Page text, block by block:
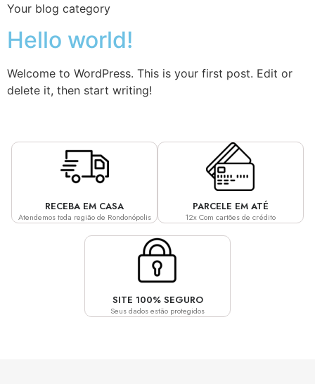
Your blog category
Hello world!
Welcome to WordPress. This is your first post. Edit or
delete it, then start writing!
RECEBA EM CASA
Atendemos toda região de Rondonópolis
PARCELE EM ATÉ
12x Com cartões de crédito
SITE 100% SEGURO
Seus dados estão protegidos